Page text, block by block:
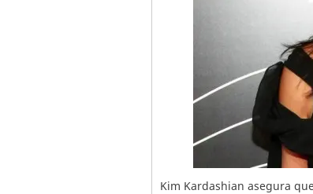
Kim Kardashian asegura